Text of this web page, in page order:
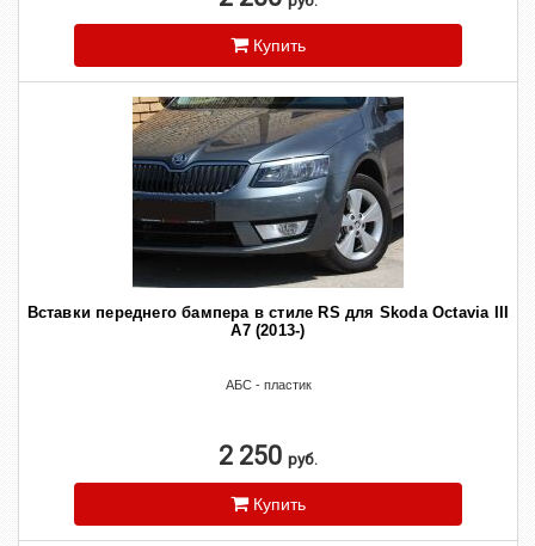
Купить
Вставки переднего бампера в стиле RS для Skoda Octavia III
A7 (2013-)
АБС - пластик
2 250 руб.
Купить